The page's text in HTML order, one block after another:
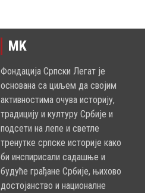
MK
Фондација Српски Легат је
основана са циљем да својим
активностима очува историју,
традицију и културу Србије и
подсети на лепе и светле
тренутке српске историје како
би инспирисали садашње и
будуће грађане Србије, њихово
достојанство и националне